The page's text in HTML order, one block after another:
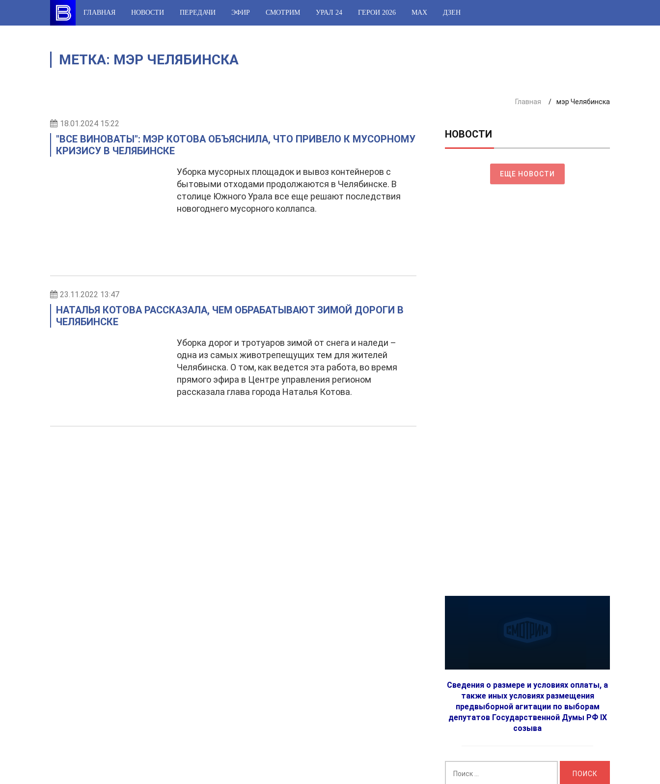
content
ГЛАВНАЯ НОВОСТИ ПЕРЕДАЧИ ЭФИР СМОТРИМ УРАЛ 24 ГЕРОИ 2026 МАХ ДЗЕН
МЕТКА: МЭР ЧЕЛЯБИНСКА
Главная мэр Челябинска
18.01.2024 15:22
"ВСЕ ВИНОВАТЫ": МЭР КОТОВА ОБЪЯСНИЛА, ЧТО ПРИВЕЛО К МУСОРНОМУ
КРИЗИСУ В ЧЕЛЯБИНСКЕ
Уборка мусорных площадок и вывоз контейнеров с
бытовыми отходами продолжаются в Челябинске. В
столице Южного Урала все еще решают последствия
новогоднего мусорного коллапса.
23.11.2022 13:47
НАТАЛЬЯ КОТОВА РАССКАЗАЛА, ЧЕМ ОБРАБАТЫВАЮТ ЗИМОЙ ДОРОГИ В
ЧЕЛЯБИНСКЕ
Уборка дорог и тротуаров зимой от снега и наледи –
одна из самых животрепещущих тем для жителей
Челябинска. О том, как ведется эта работа, во время
прямого эфира в Центре управления регионом
рассказала глава города Наталья Котова.
НОВОСТИ
ЕЩЕ НОВОСТИ
Сведения о размере и условиях оплаты, а
также иных условиях размещения
предвыборной агитации по выборам
депутатов Государственной Думы РФ IX
созыва